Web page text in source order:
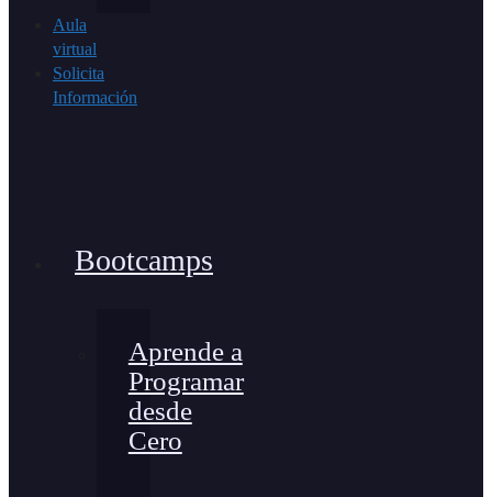
Aula
virtual
Solicita
Información
Bootcamps
Aprende a
Programar
desde
Cero